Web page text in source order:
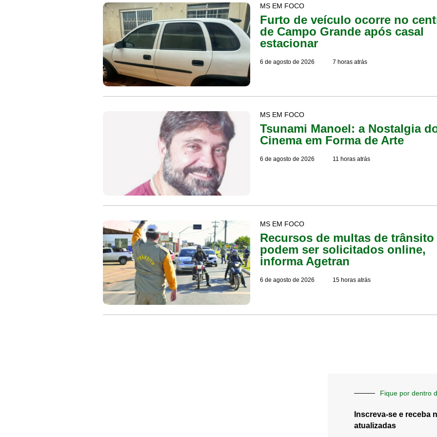
MS EM FOCO
Furto de veículo ocorre no
de Campo Grande após casal
estacionar
6 de agosto de 2026 7 horas atrás
MS EM FOCO
Tsunami Manoel: a Nostalgia
Cinema em Forma de Arte
6 de agosto de 2026 11 horas atrás
MS EM FOCO
Recursos de multas de trânsito
podem ser solicitados online,
informa Agetran
6 de agosto de 2026 15 horas atrás
Fique por dentro
Inscreva-se e receba
atualizadas